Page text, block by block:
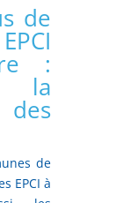
de
:
des
de
EPCI à